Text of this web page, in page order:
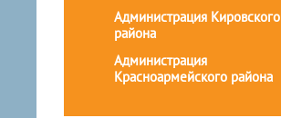
Администрация Кировского
района
Администрация
Красноармейского района